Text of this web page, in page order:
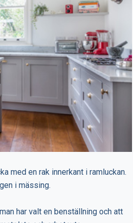
med en rak innerkant i ramluckan.
i mässing.
har valt en benställning och att